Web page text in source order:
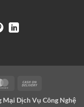
MasterCard
Delivery
Mại Dịch Vụ Công Nghệ